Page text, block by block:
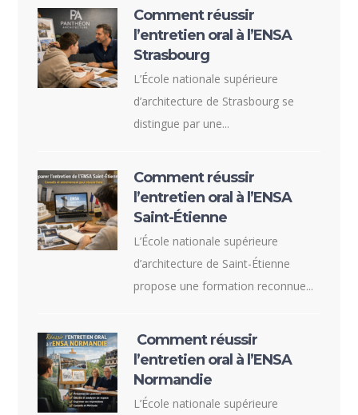
Comment réussir
l’entretien oral à l’ENSA
Strasbourg
L’École nationale supérieure
d’architecture de Strasbourg se
distingue par une...
Comment réussir
l’entretien oral à l’ENSA
Saint-Étienne
L’École nationale supérieure
d’architecture de Saint-Étienne
propose une formation reconnue...
Comment réussir
l’entretien oral à l’ENSA
Normandie
L’École nationale supérieure